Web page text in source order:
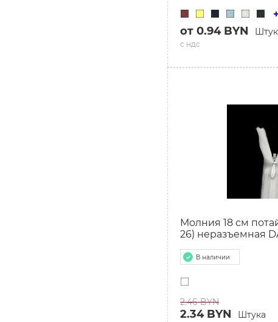
с ндс
от 0.94 BYN
Молния 18 см
26) неразъемная
В наличии
2.46 BYN
2.34 BYN Штука